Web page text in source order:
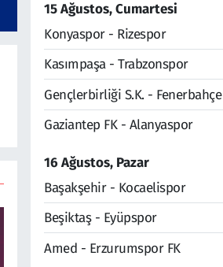
15 Ağustos, Cumartesi
Konyaspor - Rizespor
Kasımpaşa - Trabzonspor
Gençlerbirliği S.K. - Fenerbahçe
Gaziantep FK - Alanyaspor
16 Ağustos, Pazar
Başakşehir - Kocaelispor
Beşiktaş - Eyüpspor
Amed - Erzurumspor FK